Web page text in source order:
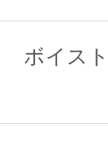
ボイス